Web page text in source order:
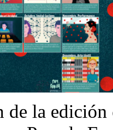
la edición